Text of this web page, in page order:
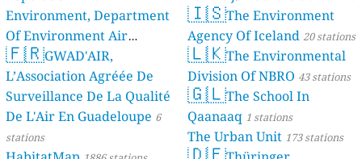
Environment, Department
Of Environment Air
Quality Monitoring
stations
🇫🇷GWAD'AIR,
L’Association Agréée De
Surveillance De La Qualité
De L'Air En Guadeloupe 6
stations
🇮🇸The Environment
Agency Of Iceland 20 stations
🇱🇰The Environmental
Division Of NBRO 43 stations
🇬🇱The School In
Qaanaaq 1 stations
The Urban Unit 173 stations